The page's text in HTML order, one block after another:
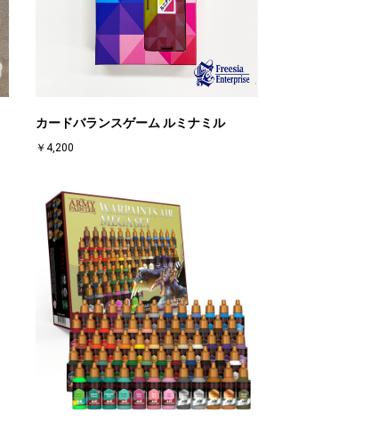
カードバランスゲーム ルミナミル
￥4,200